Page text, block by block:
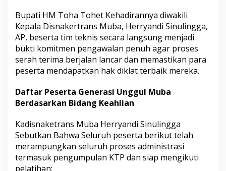
Bupati HM Toha Tohet Kehadirannya diwakili
Kepala Disnakertrans Muba, Herryandi Sinulingga,
AP, beserta tim teknis secara langsung menjadi
bukti komitmen pengawalan penuh agar proses
serah terima berjalan lancar dan memastikan para
peserta mendapatkan hak diklat terbaik mereka.
Daftar Peserta Generasi Unggul Muba
Berdasarkan Bidang Keahlian
Kadisnaketrans Muba Herryandi Sinulingga
Sebutkan Bahwa Seluruh peserta berikut telah
merampungkan seluruh proses administrasi
termasuk pengumpulan KTP dan siap mengikuti
pelatihan: